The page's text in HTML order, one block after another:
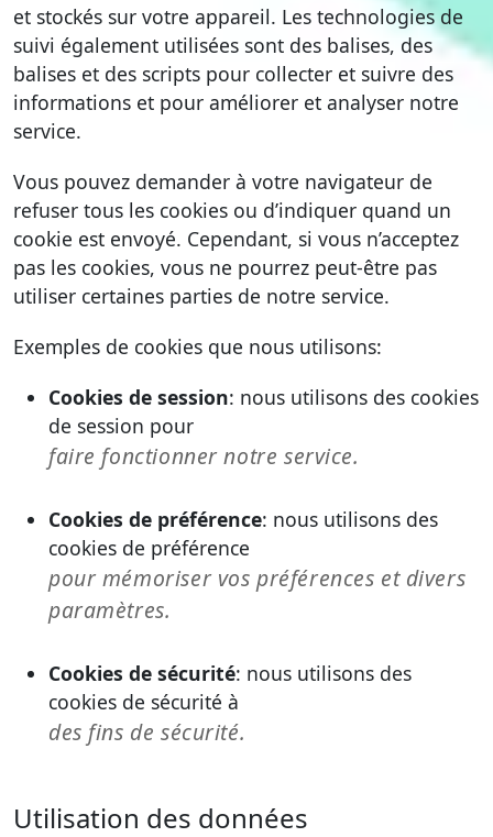
et stockés sur votre appareil. Les technologies de
suivi également utilisées sont des balises, des
balises et des scripts pour collecter et suivre des
informations et pour améliorer et analyser notre
service.
Vous pouvez demander à votre navigateur de
refuser tous les cookies ou d’indiquer quand un
cookie est envoyé. Cependant, si vous n’acceptez
pas les cookies, vous ne pourrez peut-être pas
utiliser certaines parties de notre service.
Exemples de cookies que nous utilisons:
Cookies de session: nous utilisons des cookies
de session pour
faire fonctionner notre service.
Cookies de préférence: nous utilisons des
cookies de préférence
pour mémoriser vos préférences et divers
paramètres.
Cookies de sécurité: nous utilisons des
cookies de sécurité à
des fins de sécurité.
Utilisation des données